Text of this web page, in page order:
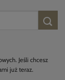
Jeśli chcesz
już teraz.